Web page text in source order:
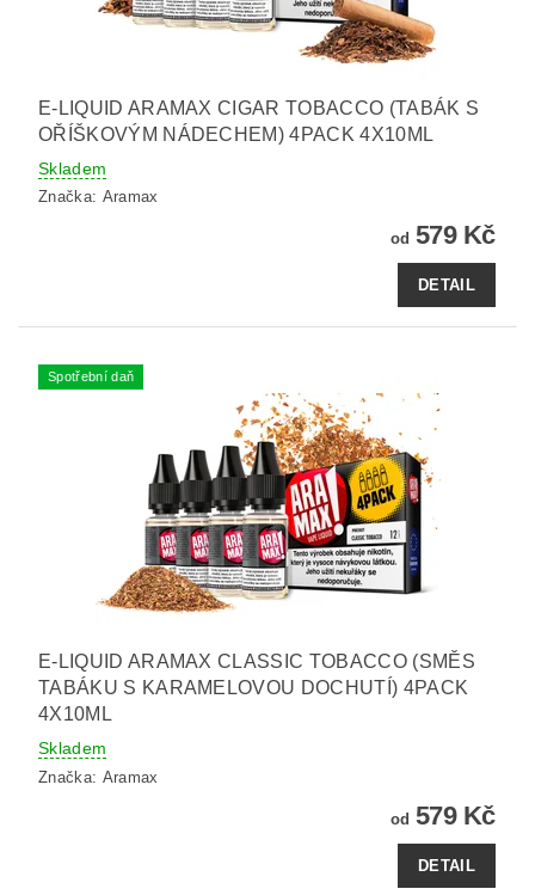
E-LIQUID ARAMAX CIGAR TOBACCO (TABÁK S
OŘÍŠKOVÝM NÁDECHEM) 4PACK 4X10ML
Skladem
Značka: Aramax
od 579 Kč
DETAIL
Spotřební daň
E-LIQUID ARAMAX CLASSIC TOBACCO (SMĚS
TABÁKU S KARAMELOVOU DOCHUTÍ) 4PACK
4X10ML
Skladem
Značka: Aramax
od 579 Kč
DETAIL